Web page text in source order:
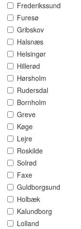
Frederikssund
Furesø
Gribskov
Halsnæs
Helsingør
Hillerød
Hørsholm
Rudersdal
Bornholm
Greve
Køge
Lejre
Roskilde
Solrød
Faxe
Guldborgsund
Holbæk
Kalundborg
Lolland